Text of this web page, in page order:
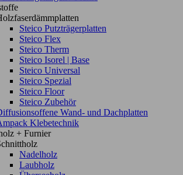
Steico Putzträgerplatten
Steico Flex
Steico Therm
Steico Isorel | Base
Steico Universal
Steico Spezial
Steico Floor
Steico Zubehör
Wand- und Dachplatten
Klebetechnik
+ Furnier
Nadelholz
Laubholz